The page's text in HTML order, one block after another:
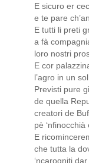
E sicuro er
e te pare
E tutti li preti
a fà
loro nostri
E cor
l’agro in un
Previsti pure
de quella
creatori de
pè ‘nfinocchià
E
che tutta la
‘ncarogniti